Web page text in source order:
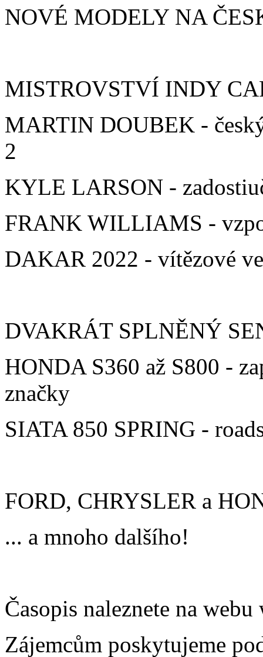
NOVÉ MODELY NA
MISTROVSTVÍ INDY
MARTIN DOUBEK -
2
KYLE LARSON -
FRANK WILLIAMS -
DAKAR 2022 - vítězové
DVAKRÁT SPLNĚNÝ
HONDA S360 až S800 -
značky
SIATA 850 SPRING -
FORD, CHRYSLER a
... a mnoho dalšího!
Časopis naleznete na
Zájemcům poskytujeme